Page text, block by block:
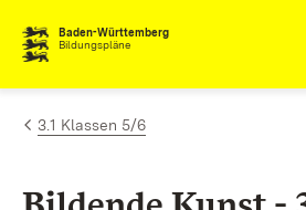
Zum Inhalt springen
Baden-Württemberg
Bildungspläne
3.1 Klassen 5/6